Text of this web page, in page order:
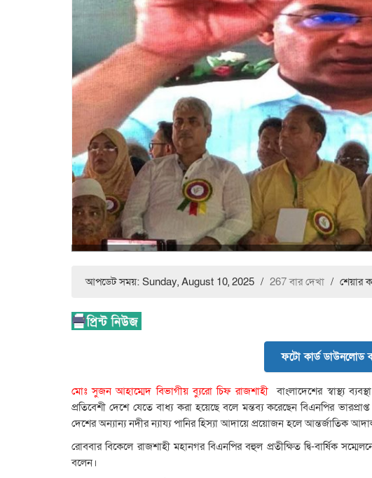
আপডেট সময়: Sunday, August 10, 2025 / 267 বার দেখা / শেয়ার
ফটো কার্ড ডাউনলোড
মোঃ সুজন আহাম্মেদ বিভাগীয় ব্যুরো চিফ রাজশাহী বাংলাদেশের স্বাস্থ্য
প্রতিবেশী দেশে যেতে বাধ্য করা হয়েছে বলে মন্তব্য করেছেন বিএনপির
দেশের অন্যান্য নদীর ন্যায্য পানির হিস্যা আদায়ে প্রয়োজন হলে আন্তর্জাতিক
রোববার বিকেলে রাজশাহী মহানগর বিএনপির বহুল প্রতীক্ষিত দ্বি-বার্ষিক
বলেন।